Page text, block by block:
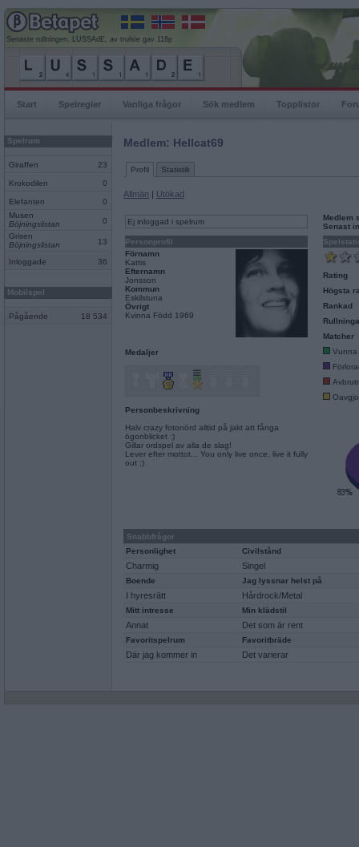
Senaste rullningen, LUSSAdE, av trulsie gav 118p
Start Spelregler Vanliga frågor Sök medlem Topplistor
Spelrum
Giraffen 23
Krokodilen 0
Elefanten
0
Musen
Böjningslistan
0
Grisen
Böjningslistan
13
Inloggade 36
Mobilspel
Pågående 18 534
Medlem: Hellcat69
Profil Statistik
Allmän | Utökad
Ej inloggad i spelrum
Personprofil
Förnamn
Kattis
Efternamn
Jonsson
Kommun
Eskilstuna
Övrigt
Kvinna Född 1969
Medaljer
Personbeskrivning
Halv crazy fotonörd alltid på jakt att fånga
ögonblicket :)
Gillar ordspel av alla de slag!
Lever efter mottot... You only live once, live it fully
out ;)
Medlem
Senast
Rating
Högsta
Rankad
Matcher
Vunna
Snabbfrågor
Personlighet
Civilstånd
Charmig Singel
Boende Jag lyssnar helst på
I hyresrätt Hårdrock/Metal
Mitt intresse Min klädstil
Annat Det som är rent
Favoritspelrum Favoritbräde
Där jag kommer in Det varierar